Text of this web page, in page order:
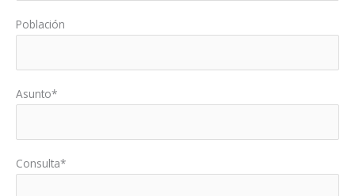
Población
Asunto*
Consulta*